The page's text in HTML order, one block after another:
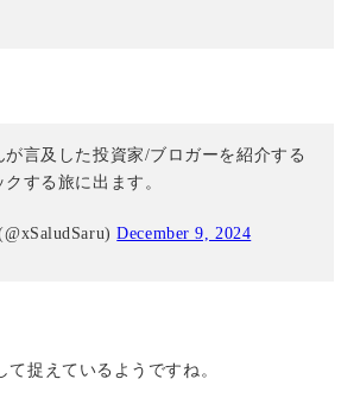
が言及した投資家/ブロガーを紹介する
する旅に出ます。
December 9, 2024
て捉えているようですね。